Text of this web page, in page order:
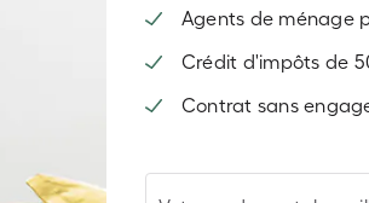
Agents de ménage
Crédit d'impôts de
Contrat sans